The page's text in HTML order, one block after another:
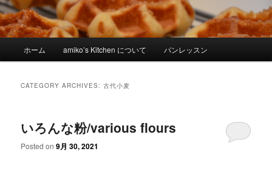
Skip to primary content
Skip to secondary content
ホーム amiko’s Kitchen について パンレッスン
CATEGORY ARCHIVES:古代小麦
いろんな粉/various flours
Posted on9月 30, 2021